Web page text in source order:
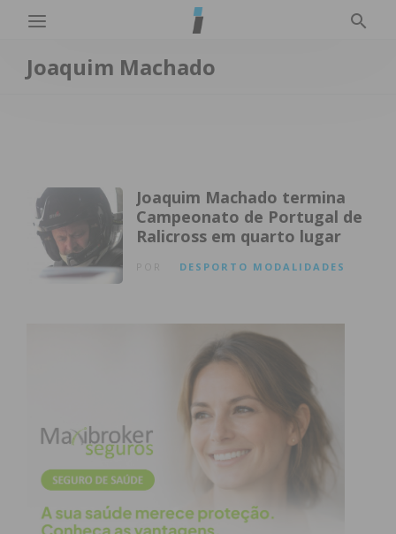
Joaquim Machado
Joaquim Machado termina
Campeonato de Portugal de
Ralicross em quarto lugar
DESPORTO MODALIDADES